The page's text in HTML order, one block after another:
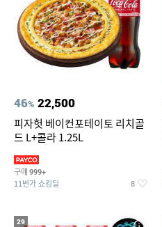
46% 22,500
피자헛 베이컨포테이토 리치골
드 L+콜라 1.25L
구매 999+
11번가 쇼킹딜 8
29